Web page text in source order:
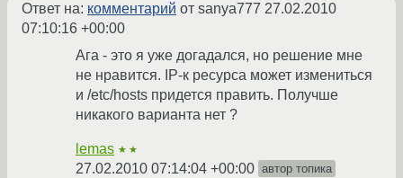
Ответ на: комментарий от sanya777 27.02.2010
07:10:16 +00:00
Ага - это я уже догадался, но решение мне
не нравится. IP-к ресурса может измениться
и /etc/hosts придется править. Получше
никакого варианта нет ?
lemas ★★
27.02.2010 07:14:04 +00:00 автор топика